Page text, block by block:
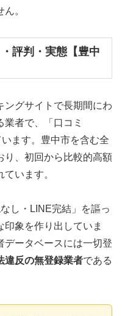
。
評判・実態【豊中
ングサイトで長期間にわ
者で、「口コミ
ます。豊中市を含む全
り、初回から比較的高額
います。
し・LINE完結」を謳っ
象を作り出していま
データベースには一切登
違反の無登録業者である